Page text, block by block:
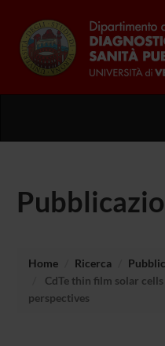
Home Ricerca
CdTe thin film solar
perspectives